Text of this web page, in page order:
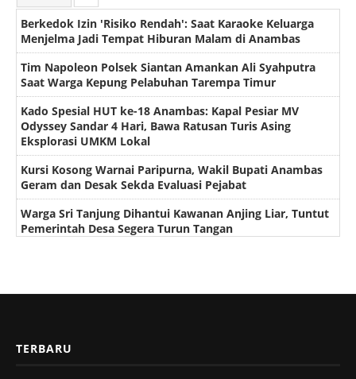
Berkedok Izin 'Risiko Rendah': Saat Karaoke Keluarga
Menjelma Jadi Tempat Hiburan Malam di Anambas
Tim Napoleon Polsek Siantan Amankan Ali Syahputra
Saat Warga Kepung Pelabuhan Tarempa Timur
Kado Spesial HUT ke-18 Anambas: Kapal Pesiar MV
Odyssey Sandar 4 Hari, Bawa Ratusan Turis Asing
Eksplorasi UMKM Lokal
Kursi Kosong Warnai Paripurna, Wakil Bupati Anambas
Geram dan Desak Sekda Evaluasi Pejabat
Warga Sri Tanjung Dihantui Kawanan Anjing Liar, Tuntut
Pemerintah Desa Segera Turun Tangan
TERBARU